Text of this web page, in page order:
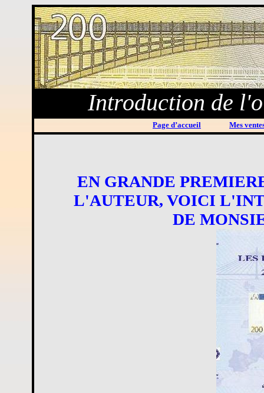
Introduction de
Page d’accueil Mes
EN GRANDE
L'AUTEUR, VOICI
DE